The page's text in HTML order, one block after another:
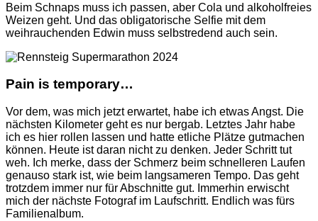
Beim Schnaps muss ich passen, aber Cola und alkoholfreies
Weizen geht. Und das obligatorische Selfie mit dem
weihrauchenden Edwin muss selbstredend auch sein.
Pain is temporary…
Vor dem, was mich jetzt erwartet, habe ich etwas Angst. Die
nächsten Kilometer geht es nur bergab. Letztes Jahr habe
ich es hier rollen lassen und hatte etliche Plätze gutmachen
können. Heute ist daran nicht zu denken. Jeder Schritt tut
weh. Ich merke, dass der Schmerz beim schnelleren Laufen
genauso stark ist, wie beim langsameren Tempo. Das geht
trotzdem immer nur für Abschnitte gut. Immerhin erwischt
mich der nächste Fotograf im Laufschritt. Endlich was fürs
Familienalbum.